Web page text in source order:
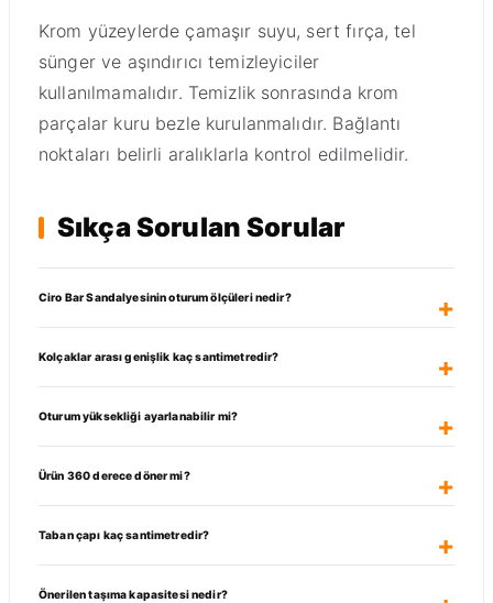
Krom yüzeylerde çamaşır suyu, sert fırça, tel
sünger ve aşındırıcı temizleyiciler
kullanılmamalıdır. Temizlik sonrasında krom
parçalar kuru bezle kurulanmalıdır. Bağlantı
noktaları belirli aralıklarla kontrol edilmelidir.
Sıkça Sorulan Sorular
Ciro Bar Sandalyesinin oturum ölçüleri nedir?
Kolçaklar arası genişlik kaç santimetredir?
Oturum yüksekliği ayarlanabilir mi?
Ürün 360 derece döner mi?
Taban çapı kaç santimetredir?
Önerilen taşıma kapasitesi nedir?